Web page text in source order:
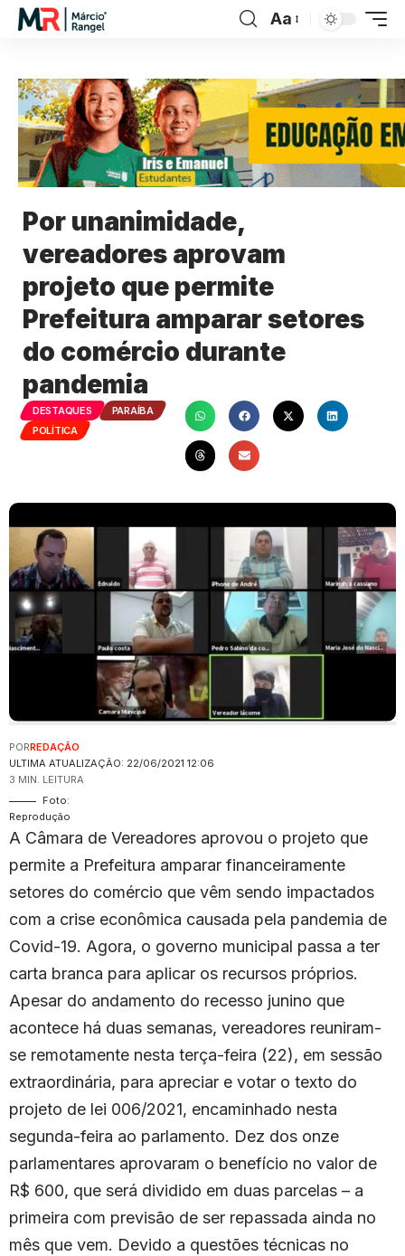
Aa
Por unanimidade,
vereadores aprovam
projeto que permite
Prefeitura amparar setores
do comércio durante
pandemia
DESTAQUES
PARAÍBA
POLÍTICA
ULTIMA ATUALIZAÇÃO: 22/06/2021 12:06
PORREDAÇÃO
3 MIN. LEITURA
Foto:
Reprodução
A Câmara de Vereadores aprovou o projeto que
permite a Prefeitura amparar financeiramente
setores do comércio que vêm sendo impactados
com a crise econômica causada pela pandemia de
Covid-19. Agora, o governo municipal passa a ter
carta branca para aplicar os recursos próprios.
Apesar do andamento do recesso junino que
acontece há duas semanas, vereadores reuniram-
se remotamente nesta terça-feira (22), em sessão
extraordinária, para apreciar e votar o texto do
projeto de lei 006/2021, encaminhado nesta
segunda-feira ao parlamento. Dez dos onze
parlamentares aprovaram o benefício no valor de
R$ 600, que será dividido em duas parcelas – a
primeira com previsão de ser repassada ainda no
mês que vem. Devido a questões técnicas no